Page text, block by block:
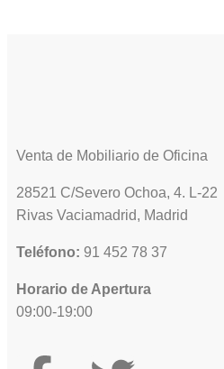
Venta de Mobiliario de Oficina
28521 C/Severo Ochoa, 4. L-22
Rivas Vaciamadrid, Madrid
Teléfono: 91 452 78 37
Horario de Apertura
09:00-19:00